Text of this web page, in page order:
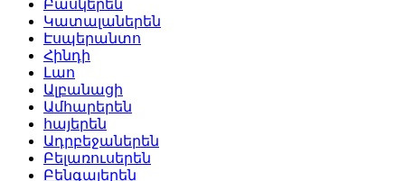
Բասկերեն
Կատալաներեն
Էսպերանտո
Հինդի
Լաո
Ալբանացի
Ամհարերեն
հայերեն
Ադրբեջաներեն
Բելառուսերեն
Բենգալերեն